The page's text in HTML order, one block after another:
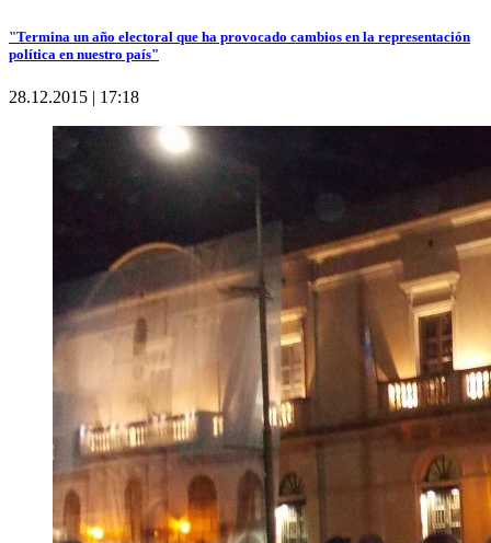
"Termina un año electoral que ha provocado cambios en la representación
política en nuestro país"
28.12.2015 | 17:18